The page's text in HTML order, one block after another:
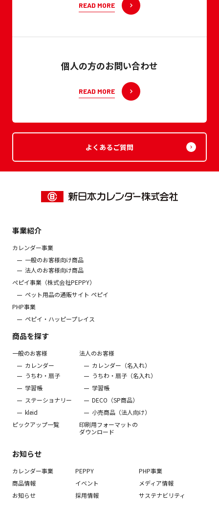
READ MORE
個人の方のお問い合わせ
READ MORE
よくあるご質問
事業紹介
カレンダー事業
一般のお客様向け商品
法人のお客様向け商品
ぺピイ事業（株式会社PEPPY）
ペット用品の通販サイト ペピイ
PHP事業
ペピイ・ハッピープレイス
商品を探す
一般のお客様
カレンダー
うちわ・扇子
学習帳
ステーショナリー
kleid
ピックアップ一覧
法人のお客様
カレンダー（名入れ）
うちわ・扇子（名入れ）
学習帳
DECO（SP商品）
小売商品（法人向け）
印刷用フォーマットの
ダウンロード
お知らせ
カレンダー事業 PEPPY
PHP事業
商品情報
イベント
メディア情報
お知らせ
採用情報 サステナビリティ